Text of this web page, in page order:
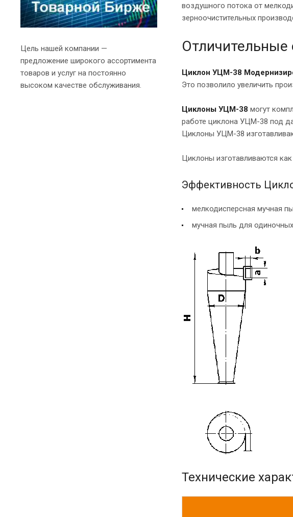
воздушного потока от
зерноочистительных
Циклон УЦМ-38
Это позволило увеличить
Циклоны УЦМ-38 могут
работе циклона УЦМ-38 под
Циклоны УЦМ-38
Циклоны изготавливаются
Эффективность
мелкодисперсная мучная
мучная пыль для
Технические
Цель нашей компании —
предложение широкого ассортимента
товаров и услуг на постоянно
высоком качестве обслуживания.